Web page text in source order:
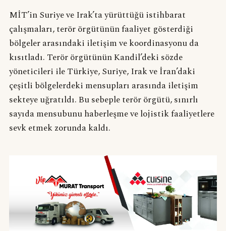
MİT’in Suriye ve Irak’ta yürüttüğü istihbarat
çalışmaları, terör örgütünün faaliyet gösterdiği
bölgeler arasındaki iletişim ve koordinasyonu da
kısıtladı. Terör örgütünün Kandil’deki sözde
yöneticileri ile Türkiye, Suriye, Irak ve İran’daki
çeşitli bölgelerdeki mensupları arasında iletişim
sekteye uğratıldı. Bu sebeple terör örgütü, sınırlı
sayıda mensubunu haberleşme ve lojistik faaliyetlere
sevk etmek zorunda kaldı.